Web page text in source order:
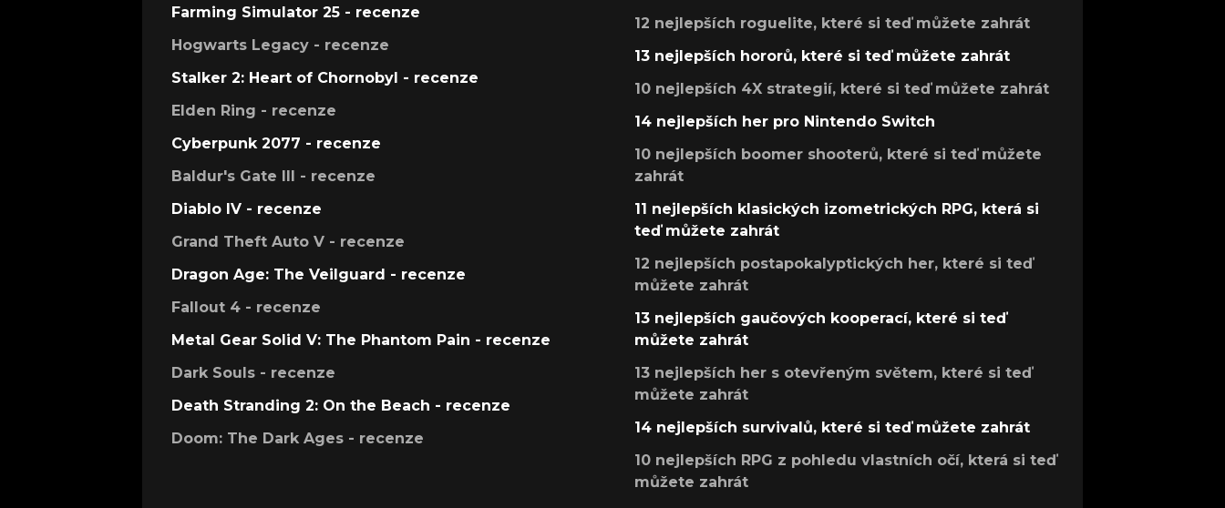
Farming Simulator 25 - recenze
Hogwarts Legacy - recenze
Stalker 2: Heart of Chornobyl - recenze
Elden Ring - recenze
Cyberpunk 2077 - recenze
Baldur's Gate III - recenze
Diablo IV - recenze
Grand Theft Auto V - recenze
Dragon Age: The Veilguard - recenze
Fallout 4 - recenze
Metal Gear Solid V: The Phantom Pain - recenze
Dark Souls - recenze
Death Stranding 2: On the Beach - recenze
Doom: The Dark Ages - recenze
12 nejlepších roguelite, které si teď můžete zahrát
13 nejlepších hororů, které si teď můžete zahrát
10 nejlepších 4X strategií, které si teď můžete zahrát
14 nejlepších her pro Nintendo Switch
10 nejlepších boomer shooterů, které si teď můžete
zahrát
11 nejlepších klasických izometrických RPG, která si
teď můžete zahrát
12 nejlepších postapokalyptických her, které si teď
můžete zahrát
13 nejlepších gaučových kooperací, které si teď
můžete zahrát
13 nejlepších her s otevřeným světem, které si teď
můžete zahrát
14 nejlepších survivalů, které si teď můžete zahrát
10 nejlepších RPG z pohledu vlastních očí, která si teď
můžete zahrát